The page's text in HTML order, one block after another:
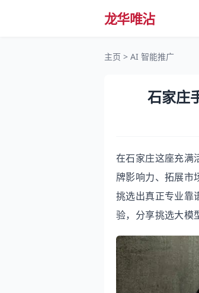
龙华唯沾
主页 > AI 智能推广
石家庄
在石家庄这座充满
牌影响力、拓展市
挑选出真正专业靠
验，分享挑选大模